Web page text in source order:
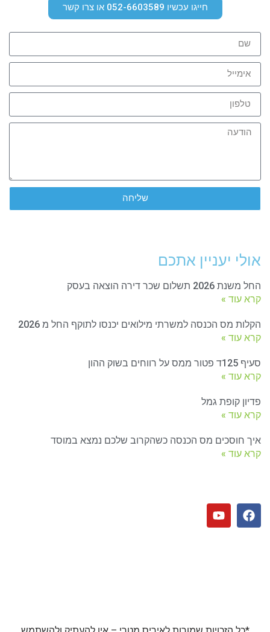
חייגו עכשיו 052-6603589 או צרו קשר
שליחה
אולי יעניין אתכם
החל משנת 2026 תשלום שכר דירה הוצאה בעסק
קרא עוד »
הקלות מס הכנסה למשרתי מילואים יכנסו לתוקף החל מ 2026
קרא עוד »
סעיף 125ד פטור ממס על רווחים בשוק ההון
קרא עוד »
פדיון קופת גמל
קרא עוד »
איך חוסכים מס הכנסה כשהקרוב שלכם נמצא במוסד
קרא עוד »